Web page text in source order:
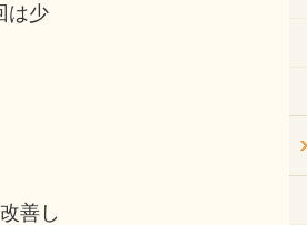
は少
善し